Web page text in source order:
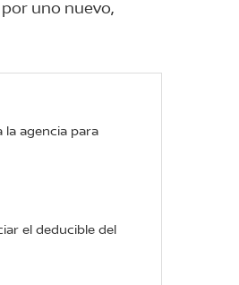
uno nuevo,
la agencia para
el deducible del